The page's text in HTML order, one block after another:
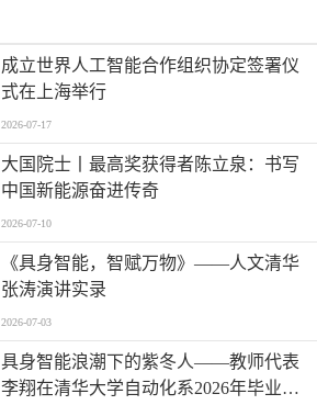
成立世界人工智能合作组织协定签署仪
式在上海举行
2026-07-17
大国院士丨最高奖获得者陈立泉：书写
中国新能源奋进传奇
2026-07-10
《具身智能，智赋万物》——人文清华
张涛演讲实录
2026-07-03
具身智能浪潮下的紫冬人——教师代表
李翔在清华大学自动化系2026年毕业典